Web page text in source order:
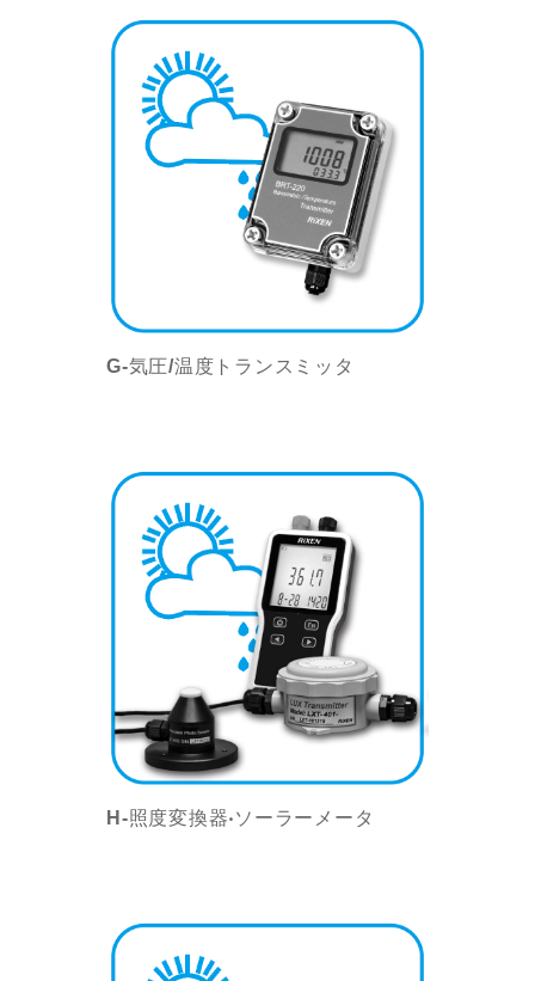
G-気圧/温度トランスミッタ
H-照度変換器‧ソーラーメータ